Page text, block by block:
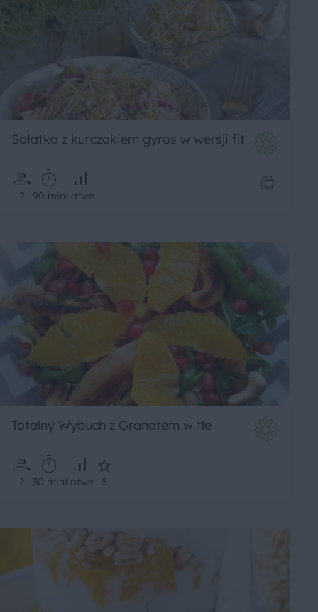
Sałatka z kurczakiem gyros w wersji fit
2 90 minŁatwe
Totalny Wybuch z Granatem w tle
2 30 minŁatwe 5